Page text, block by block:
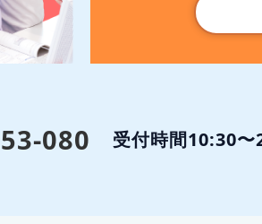
080 受付時間10:30〜